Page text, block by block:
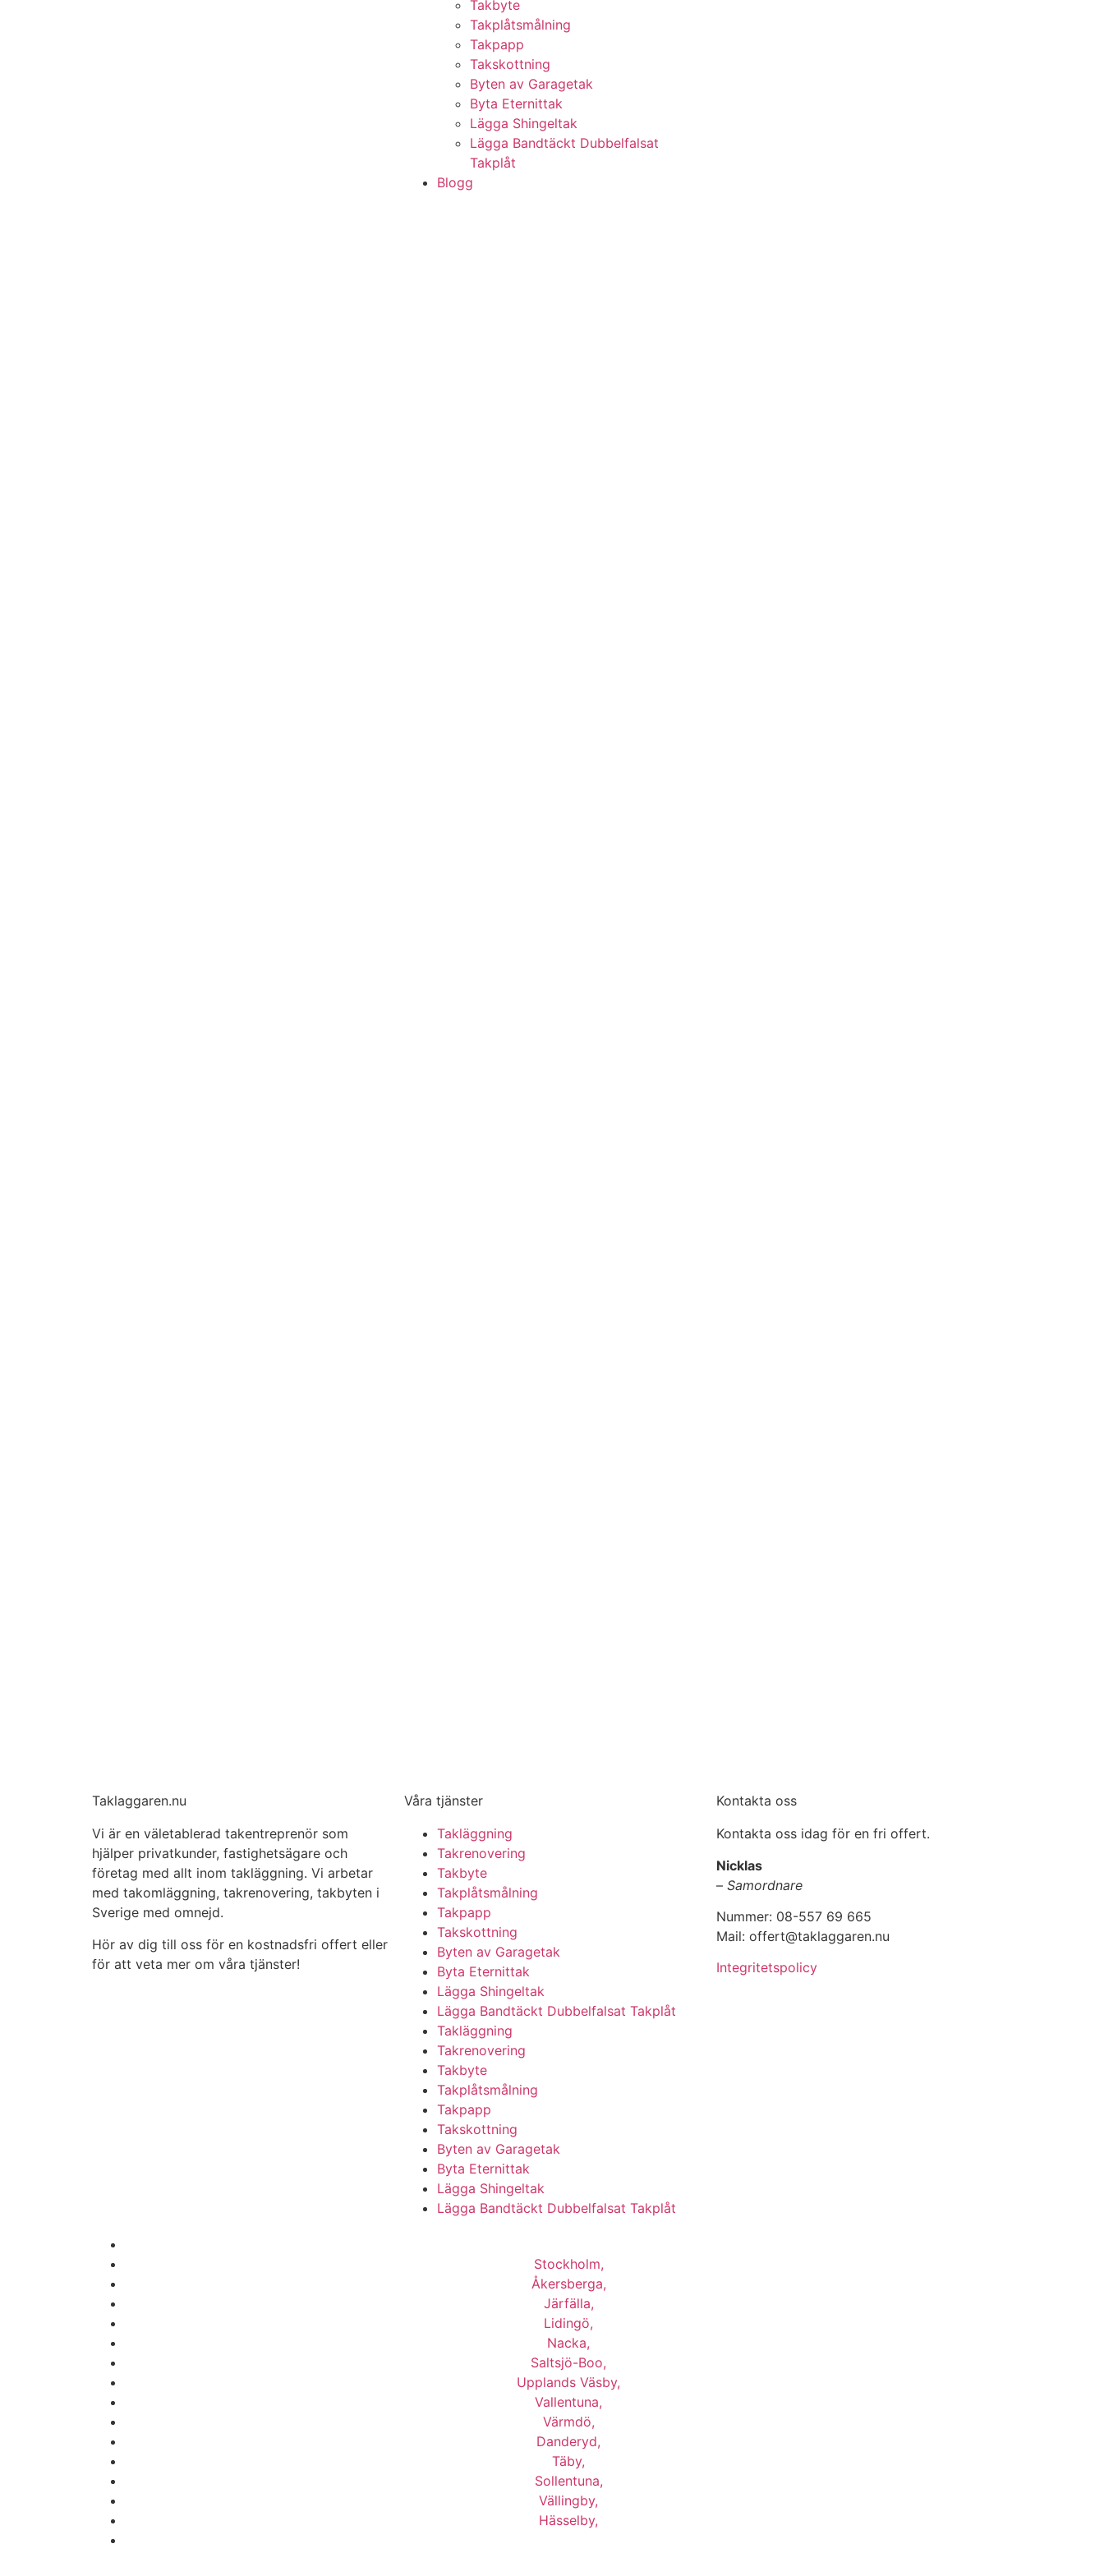
Takbyte
Takplåtsmålning
Takpapp
Takskottning
Byten av Garagetak
Byta Eternittak
Lägga Shingeltak
Lägga Bandtäckt Dubbelfalsat
Takplåt
Blogg
Taklaggaren.nu
Vi är en väletablerad takentreprenör som
hjälper privatkunder, fastighetsägare och
företag med allt inom takläggning. Vi arbetar
med takomläggning, takrenovering, takbyten i
Sverige med omnejd.
Hör av dig till oss för en kostnadsfri offert eller
för att veta mer om våra tjänster!
Våra tjänster
Takläggning
Takrenovering
Takbyte
Takplåtsmålning
Takpapp
Takskottning
Byten av Garagetak
Byta Eternittak
Lägga Shingeltak
Lägga Bandtäckt Dubbelfalsat Takplåt
Takläggning
Takrenovering
Takbyte
Takplåtsmålning
Takpapp
Takskottning
Byten av Garagetak
Byta Eternittak
Lägga Shingeltak
Lägga Bandtäckt Dubbelfalsat Takplåt
Kontakta oss
Kontakta oss idag för en fri offert.
Nicklas
– Samordnare
Nummer: 08-557 69 665
Mail: offert@taklaggaren.nu
Integritetspolicy
Stockholm,
Åkersberga,
Järfälla,
Lidingö,
Nacka,
Saltsjö-Boo,
Upplands Väsby,
Vallentuna,
Värmdö,
Danderyd,
Täby,
Sollentuna,
Vällingby,
Hässelby,